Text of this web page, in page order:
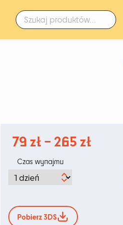
Szukaj:
79 zł– 265 złZakres
Czas wynajmu
Pobierz 3DS